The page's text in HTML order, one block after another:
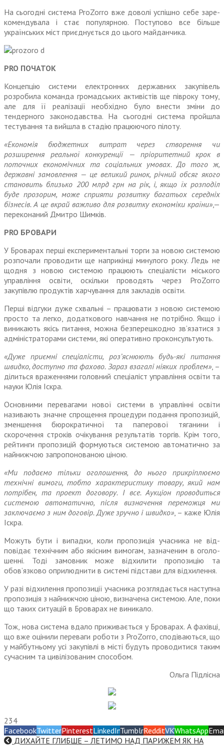
На сьогодні система ProZorro вже доволі успішно себе заре­
комендувала і стає популярною. Поступово все більше
українських міст приєднується до цього майданчика.
PRO ПОЧАТОК
Концепцію системи електронних державних закупівель
розробила команда громадських активістів ще півроку тому,
але для її реалі­зації необхідно було внести зміни до
тендерного законодавства. На сьогодні система пройшла
тестування та вийшла в стадію працюючого пілоту.
«Економія бюджетних витрат через створення чи
розширення реальної конкуренції — пріо­ритетний крок в
поточних еко­номічних та соціальних умовах. До того ж,
державні замовлення — це великий ринок, річний обсяг якого
становить близько 200 млрд грн на рік, і, якщо їх розподіл
буде прозорим, може сприяти розви­тку багатьох середніх
бізнесів. А це вкрай важливо для розвитку економіки країни»,—
перекона­ний Дмитро Шимків.
PRO БРОВАРИ
У Броварах перші експе­риментальні торги за новою системою
розпочали проводити ще наприкінці минулого року. Ледь не
щодня з новою системою працюють спеціалісти міського
управління освіти, оскільки про­водять через ProZorro
закупівлю продуктів харчування для закла­дів освіти.
Перші відгуки дуже схвальні – працювати з новою системою
просто та легко, додаткового навчання не потрібно. Якщо і
виникають якісь питання, можна безперешкодно зв’язатися з
адміністраторами системи, які оперативно проконсультують.
«Дуже приємні спеціалісти, роз’яснюють будь-які питання
швидко, доступно та фахово. Зараз взагалі ніяких проблем», –
ділиться враженнями головний спеціаліст управління освіти та
науки Юлія Іскра.
Основними перевагами нової системи в управлінні освіти
називають значне спрощення процедури подання пропозицій,
зменшення бюрократичної та паперової тяганини і
скорочення строків очікування результатів торгів. Крім того,
рейтинги про­позицій формуються системою автоматично за
найнижчою запропонованою ціною.
«Ми подаємо тільки оголошення, до нього прикріплюємо
технічні вимоги, тобто характеристику товару, який нам
потрібен, та про­ект договору. І все. Аукціон про­водиться
системою автоматично, після визначення переможця ми
заключаємо з ним договір. Дуже зручно і швидко», – каже Юлія
Іскра.
Можуть бути і випадки, коли пропозиція учасника не від­
повідає технічним або якісним вимогам, зазначеним в оголо­
шенні. Тоді замовник може від­хилити пропозицію та
обов’язково оприлюднити в системі підстави для відхилення.
У разі відхилення пропозиції учасника розглядається наступна
пропозиція з найнижчою ціною, визначена системою. Але, поки
що таких ситуацій в Броварах не виникало.
Тож, нова система вдало при­живається у Броварах. А фахівці,
що вже оцінили переваги роботи з ProZorro, сподіваються, що
у майбутньому усі закупівлі в місті будуть проводитися таким
сучас­ним та цивілізованим способом.
Ольга Підлісна
234
FacebookTwitterPinterestLinkedInTumblrRedditVKWhatsApp
ДИХАЙТЕ ГЛИБШЕ – ЛЕТИМО НАД ПАРИЖЕМ ЯК НА